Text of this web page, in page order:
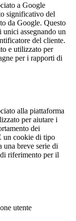
a Google
significativo del
da Google. Questo
assegnando un
del cliente.
e utilizzato per
per i rapporti di
alla piattaforma
per aiutare i
dei
un cookie di tipo
una breve serie di
riferimento per il
utente